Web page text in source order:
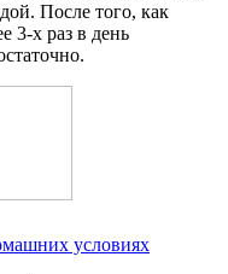
После того, как
3-х раз в день
условиях